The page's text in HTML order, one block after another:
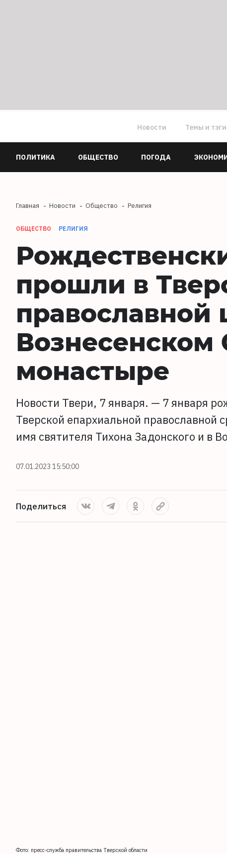
Новости Темы и тэги
ПОЛИТИКА ОБЩЕСТВО ПОГОДА
Главная Новости Общество Религия
ОБЩЕСТВО РЕЛИГИЯ
прошли в
православной
монастыре
Новости Твери, 7 января. — 7 января
Тверской епархиальной православной
имя святителя Тихона Задонского и в
07.01.2023 15:50:00
Поделиться
Фото: пресс-служба правительства Тверской области